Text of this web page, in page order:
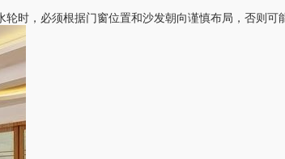
时，必须根据门窗位置和沙发朝向谨慎布局，否则可